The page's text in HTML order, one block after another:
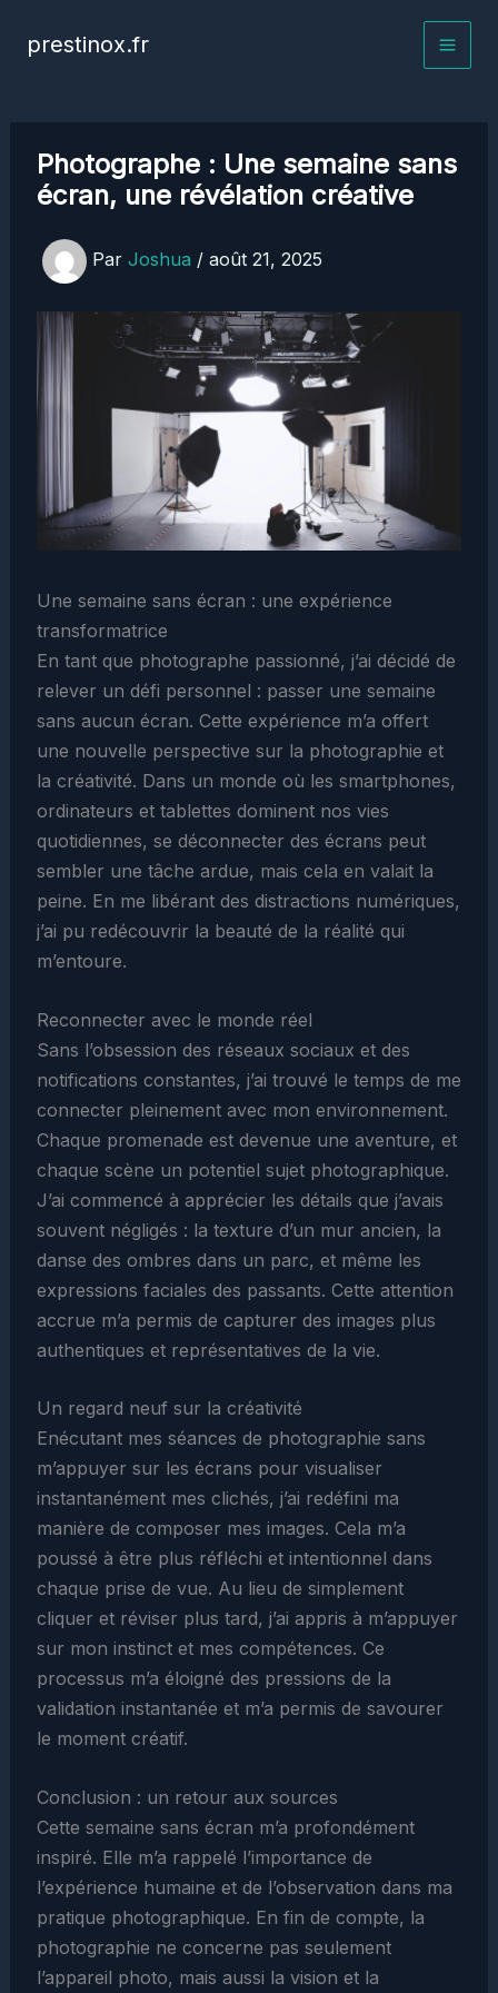
prestinox.fr
Photographe : Une semaine sans
écran, une révélation créative
Par Joshua / août 21, 2025
Une semaine sans écran : une expérience
transformatrice
En tant que photographe passionné, j’ai décidé de
relever un défi personnel : passer une semaine
sans aucun écran. Cette expérience m’a offert
une nouvelle perspective sur la photographie et
la créativité. Dans un monde où les smartphones,
ordinateurs et tablettes dominent nos vies
quotidiennes, se déconnecter des écrans peut
sembler une tâche ardue, mais cela en valait la
peine. En me libérant des distractions numériques,
j’ai pu redécouvrir la beauté de la réalité qui
m’entoure.
Reconnecter avec le monde réel
Sans l’obsession des réseaux sociaux et des
notifications constantes, j’ai trouvé le temps de me
connecter pleinement avec mon environnement.
Chaque promenade est devenue une aventure, et
chaque scène un potentiel sujet photographique.
J’ai commencé à apprécier les détails que j’avais
souvent négligés : la texture d’un mur ancien, la
danse des ombres dans un parc, et même les
expressions faciales des passants. Cette attention
accrue m’a permis de capturer des images plus
authentiques et représentatives de la vie.
Un regard neuf sur la créativité
Enécutant mes séances de photographie sans
m’appuyer sur les écrans pour visualiser
instantanément mes clichés, j’ai redéfini ma
manière de composer mes images. Cela m’a
poussé à être plus réfléchi et intentionnel dans
chaque prise de vue. Au lieu de simplement
cliquer et réviser plus tard, j’ai appris à m’appuyer
sur mon instinct et mes compétences. Ce
processus m’a éloigné des pressions de la
validation instantanée et m’a permis de savourer
le moment créatif.
Conclusion : un retour aux sources
Cette semaine sans écran m’a profondément
inspiré. Elle m’a rappelé l’importance de
l’expérience humaine et de l’observation dans ma
pratique photographique. En fin de compte, la
photographie ne concerne pas seulement
l’appareil photo, mais aussi la vision et la